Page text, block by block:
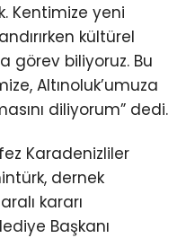
Kentimize yeni
kültürel
görev biliyoruz. Bu
Altınoluk’umuza
diliyorum” dedi.
Karadenizliler
dernek
kararı
Başkanı